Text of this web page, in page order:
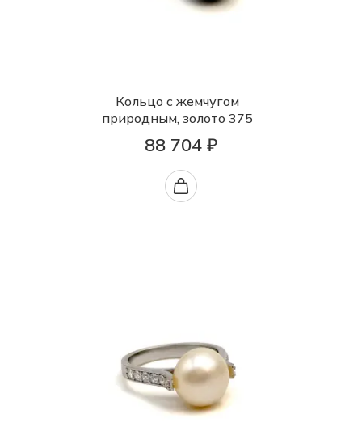
Кольцо с жемчугом
природным, золото 375
88 704 ₽